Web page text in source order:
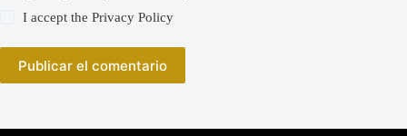
I accept thePrivacy Policy
Publicar el comentario